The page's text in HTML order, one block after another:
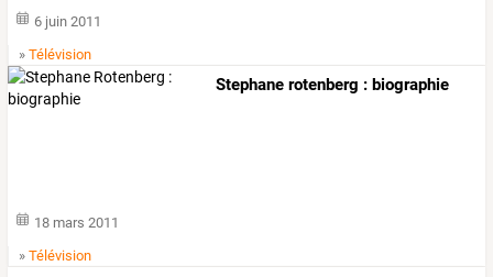
6 juin 2011
»Télévision
Stephane rotenberg : biographie
18 mars 2011
»Télévision